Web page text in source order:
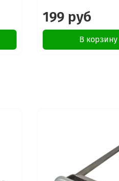
199 руб
В корзину